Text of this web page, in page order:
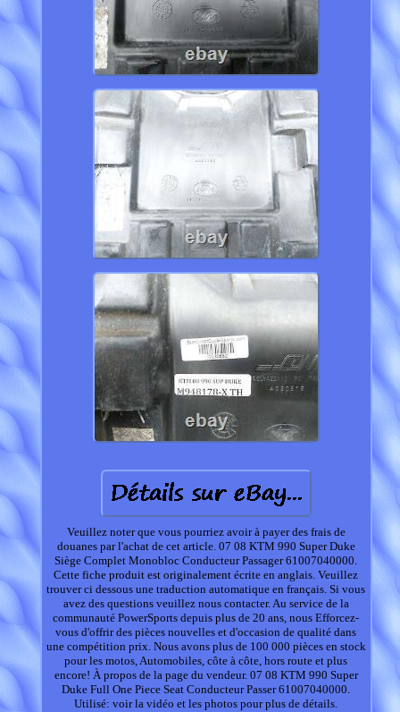
Veuillez noter que vous pourriez avoir à payer des frais de
douanes par l'achat de cet article. 07 08 KTM 990 Super Duke
Siège Complet Monobloc Conducteur Passager 61007040000.
Cette fiche produit est originalement écrite en anglais. Veuillez
trouver ci dessous une traduction automatique en français. Si vous
avez des questions veuillez nous contacter. Au service de la
communauté PowerSports depuis plus de 20 ans, nous Efforcez-
vous d'offrir des pièces nouvelles et d'occasion de qualité dans
une compétition prix. Nous avons plus de 100 000 pièces en stock
pour les motos, Automobiles, côte à côte, hors route et plus
encore! À propos de la page du vendeur. 07 08 KTM 990 Super
Duke Full One Piece Seat Conducteur Passer 61007040000.
Utilisé: voir la vidéo et les photos pour plus de détails.